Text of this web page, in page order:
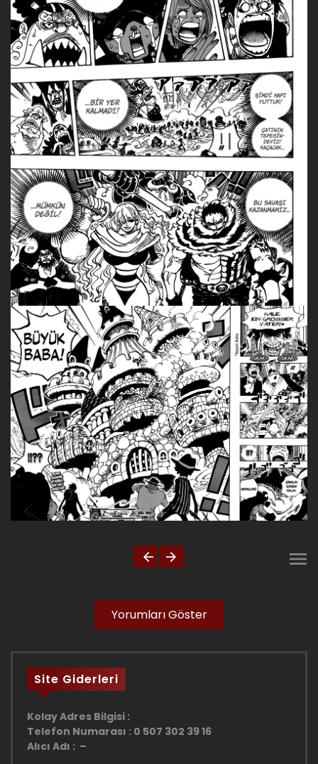
Yorumları Göster
Site Giderleri
Kolay Adres Bilgisi :
Telefon Numarası : 0 507 302 39 16
Alıcı Adı : –